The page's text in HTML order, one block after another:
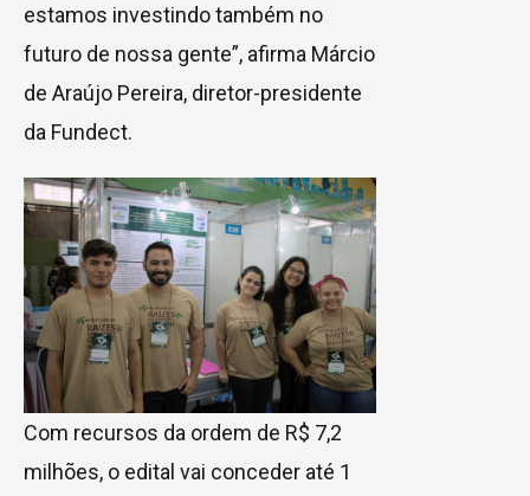
estamos investindo também no
futuro de nossa gente”, afirma Márcio
de Araújo Pereira, diretor-presidente
da Fundect.
Com recursos da ordem de R$ 7,2
milhões, o edital vai conceder até 1